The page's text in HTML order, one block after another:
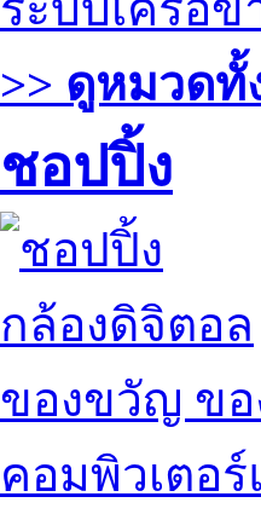
>> ดูหมวดทั้
ชอปปิ้ง
กล้องดิจิตอล
ของขวัญ ขอ
คอมพิวเตอ